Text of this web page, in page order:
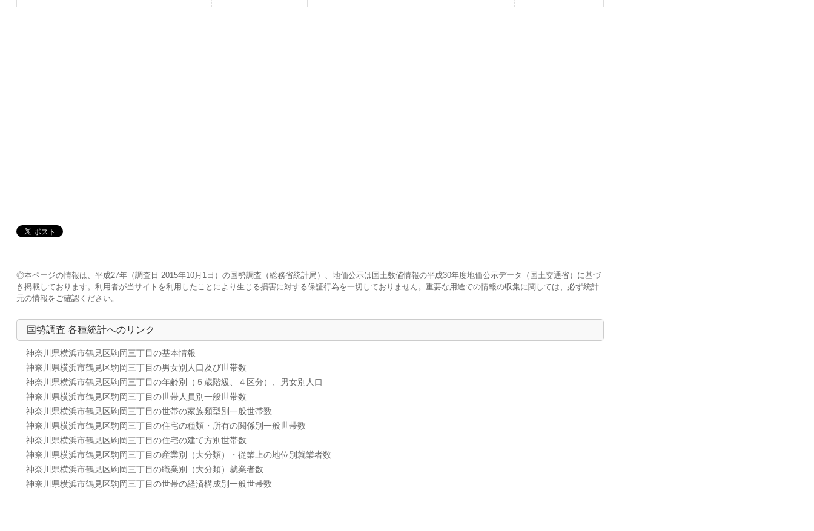
◎本ページの情報は、平成27年（調査日 2015年10月1日）の国勢調査（総務省統計局）、地価公示は国土数値情報の平成30年度地価公示データ（国土交通省）に基づ
き掲載しております。利用者が当サイトを利用したことにより生じる損害に対する保証行為を一切しておりません。重要な用途での情報の収集に関しては、必ず統計
元の情報をご確認ください。
国勢調査 各種統計へのリンク
神奈川県横浜市鶴見区駒岡三丁目の基本情報
神奈川県横浜市鶴見区駒岡三丁目の男女別人口及び世帯数
神奈川県横浜市鶴見区駒岡三丁目の年齢別（５歳階級、４区分）、男女別人口
神奈川県横浜市鶴見区駒岡三丁目の世帯人員別一般世帯数
神奈川県横浜市鶴見区駒岡三丁目の世帯の家族類型別一般世帯数
神奈川県横浜市鶴見区駒岡三丁目の住宅の種類・所有の関係別一般世帯数
神奈川県横浜市鶴見区駒岡三丁目の住宅の建て方別世帯数
神奈川県横浜市鶴見区駒岡三丁目の産業別（大分類）・従業上の地位別就業者数
神奈川県横浜市鶴見区駒岡三丁目の職業別（大分類）就業者数
神奈川県横浜市鶴見区駒岡三丁目の世帯の経済構成別一般世帯数